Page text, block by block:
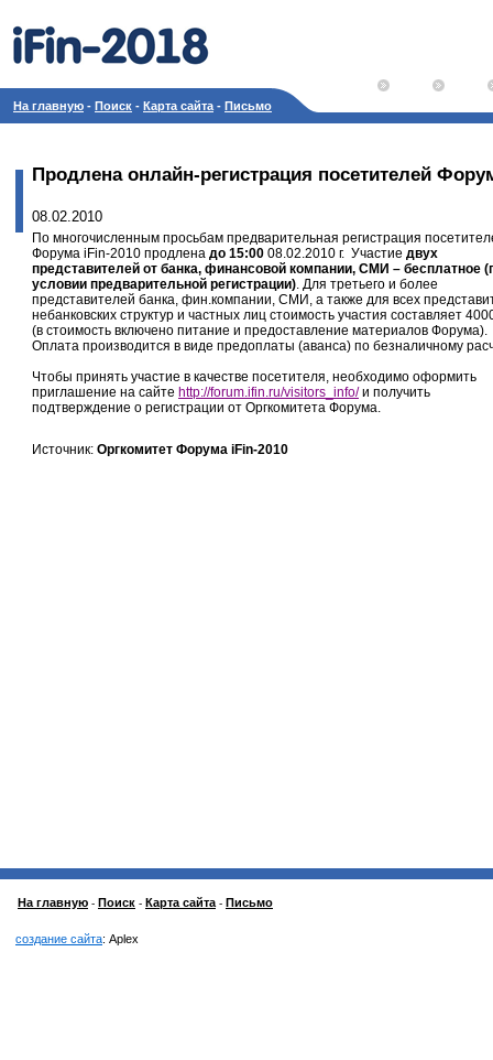
На главную - Поиск - Карта сайта - Письмо
Продлена онлайн-регистрация посетителей
08.02.2010
По многочисленным просьбам предварительная регистрация
Форума iFin-2010 продлена до 15:00 08.02.2010 г. Участие двух
представителей от банка, финансовой компании, СМИ – бесплатное
условии предварительной регистрации). Для третьего и более
представителей банка, фин.компании, СМИ, а также для всех
небанковских структур и частных лиц стоимость участия составляет
(в стоимость включено питание и предоставление материалов Форума).
Оплата производится в виде предоплаты (аванса) по безналичному
Чтобы принять участие в качестве посетителя, необходимо оформить
приглашение на сайте http://forum.ifin.ru/visitors_info/и получить
подтверждение о регистрации от Оргкомитета Форума.
Источник: Оргкомитет Форума iFin-2010
На главную - Поиск - Карта сайта - Письмо
создание сайта: Aplex